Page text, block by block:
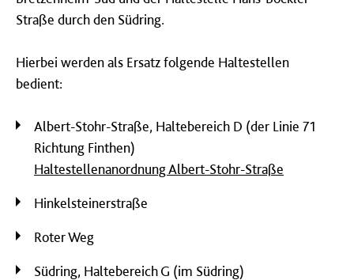
Straße durch den Südring.
Hierbei werden als Ersatz folgende Haltestellen
bedient:
Albert-Stohr-Straße, Haltebereich D (der Linie 71
Richtung Finthen)
Haltestellenanordnung Albert-Stohr-Straße
Hinkelsteinerstraße
Roter Weg
Südring, Haltebereich G (im Südring)